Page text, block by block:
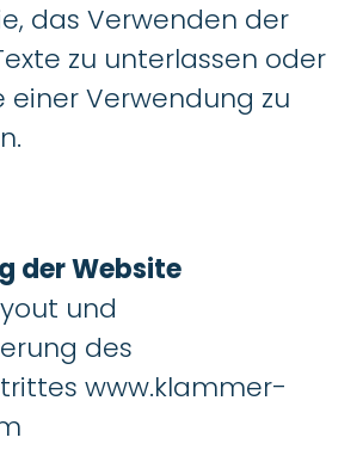
das Verwenden der
zu unterlassen oder
einer Verwendung zu
der Website
und
des
www.klammer-